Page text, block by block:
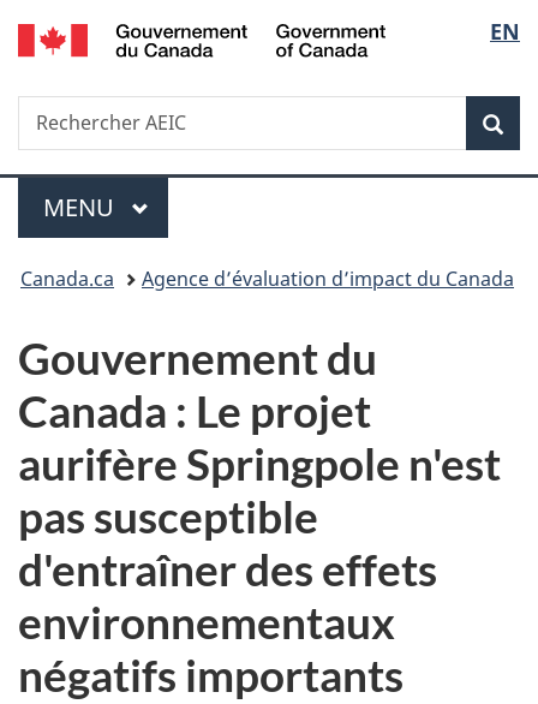
Passer
au
Passer
à
du
Passer
à
simplifiée
de
la
EN
Recherche
Rechercher
AEIC
Menu
MENU PRINCIPAL
Vous
ici :
Canada.ca Agence d’évaluation d’impact du Canada
Gouvernement du
Canada : Le projet
aurifère Springpole n'est
pas susceptible
d'entraîner des effets
environnementaux
négatifs importants